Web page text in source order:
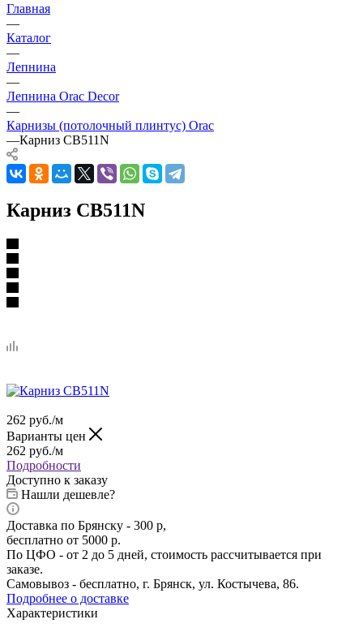
Главная
—
Каталог
—
Лепнина
—
Лепнина Orac Decor
—
Карнизы (потолочный плинтус) Orac
—Карниз CB511N
Карниз CB511N
262 руб./м
Варианты цен
262 руб./м
Подробности
Доступно к заказу
Нашли дешевле?
Доставка по Брянску - 300 р,
бесплатно от 5000 р.
По ЦФО - от 2 до 5 дней, стоимость рассчитывается при
заказе.
Самовывоз - бесплатно, г. Брянск, ул. Костычева, 86.
Подробнее о доставке
Характеристики